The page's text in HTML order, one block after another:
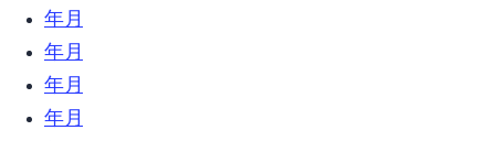
2018年9月 (17)
2018年8月 (13)
2018年7月 (32)
2018年6月 (23)